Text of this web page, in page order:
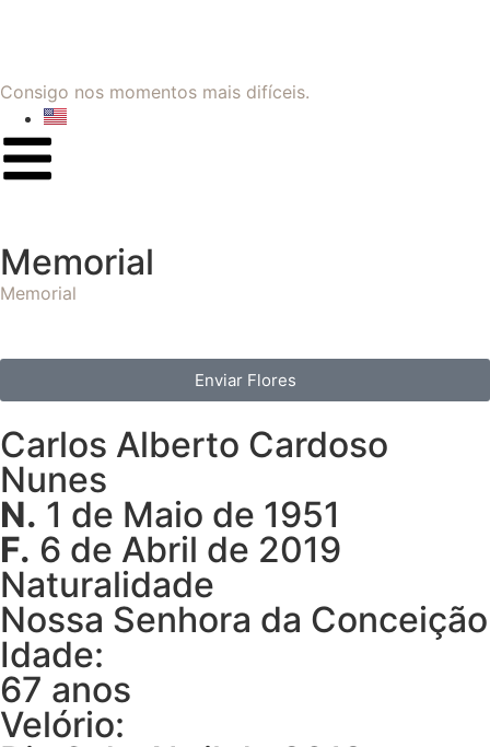
Consigo nos momentos mais difíceis.
Memorial
Memorial
Enviar Flores
Carlos Alberto Cardoso
Nunes
N. 1 de Maio de 1951
F. 6 de Abril de 2019
Naturalidade
Nossa Senhora da Conceição
Idade:
67 anos
Velório: